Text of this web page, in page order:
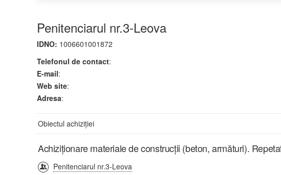
Penitenciarul nr.3-Leova
IDNO: 1006601001872
Telefonul de contact:
E-mail:
Web site:
Adresa:
Obiectul achiziției
Achiziționare materiale de construcții (beton, armături).
Penitenciarul nr.3-Leova